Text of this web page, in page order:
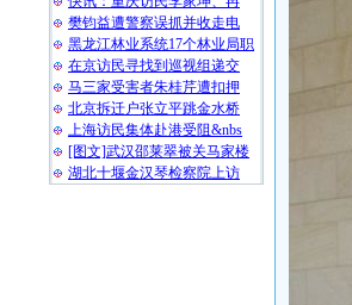
樊钧益遭警察误抓并收走电
黑龙江林业系统17个林业局职
在京访民寻找到巡视组递交
马三家受害者朱桂芹遭扣押
北京拆迁户张立平跳金水桥
上海访民集体赴港受阻&nbs
[图文]武汉邵莱翠被关马家楼
湖北十堰金汉琴检察院上访